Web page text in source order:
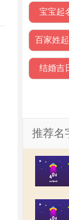
宝宝起
百家姓
结婚吉
推荐名